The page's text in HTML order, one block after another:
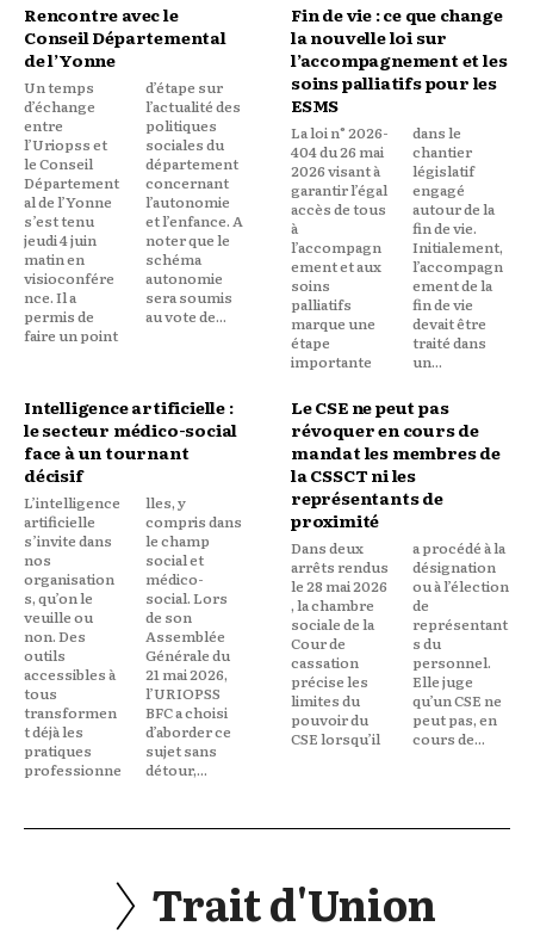
Rencontre avec le
Conseil Départemental
de l’Yonne
Un temps
d’échange
entre
l’Uriopss et
le Conseil
Département
al de l’Yonne
s’est tenu
jeudi 4 juin
matin en
visioconfére
nce. Il a
permis de
faire un point
d’étape sur
l’actualité des
politiques
sociales du
département
concernant
l’autonomie
et l’enfance. A
noter que le
schéma
autonomie
sera soumis
au vote de...
Fin de vie : ce que change
la nouvelle loi sur
l’accompagnement et les
soins palliatifs pour les
ESMS
La loi n° 2026-
404 du 26 mai
2026 visant à
garantir l’égal
accès de tous
à
l’accompagn
ement et aux
soins
palliatifs
marque une
étape
importante
dans le
chantier
législatif
engagé
autour de la
fin de vie.
Initialement,
l’accompagn
ement de la
fin de vie
devait être
traité dans
un...
Intelligence artificielle :
le secteur médico-social
face à un tournant
décisif
L’intelligence
artificielle
s’invite dans
nos
organisation
s, qu’on le
veuille ou
non. Des
outils
accessibles à
tous
transformen
t déjà les
pratiques
professionne
lles, y
compris dans
le champ
social et
médico-
social. Lors
de son
Assemblée
Générale du
21 mai 2026,
l’URIOPSS
BFC a choisi
d’aborder ce
sujet sans
détour,...
Le CSE ne peut pas
révoquer en cours de
mandat les membres de
la CSSCT ni les
représentants de
proximité
Dans deux
arrêts rendus
le 28 mai 2026
, la chambre
sociale de la
Cour de
cassation
précise les
limites du
pouvoir du
CSE lorsqu’il
a procédé à la
désignation
ou à l’élection
de
représentant
s du
personnel.
Elle juge
qu’un CSE ne
peut pas, en
cours de...
Trait d'Union